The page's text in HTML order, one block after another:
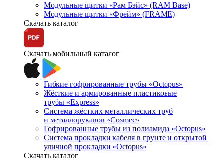
Модульные щитки «Рам Бэйс» (RAM Base)
Модульные щитки «Фрейм» (FRAME)
Скачать каталог
Скачать мобильный каталог
Гибкие гофрированные трубы «Octopus»
Жёсткие и армированные пластиковые
трубы «Express»
Система жёстких металлических труб
и металлорукавов «Cosmec»
Гофрированные трубы из полиамида «Octopus»
Система прокладки кабеля в грунте и открытой
уличной прокладки «Octopus»
Скачать каталог